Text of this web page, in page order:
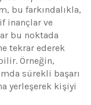
bu farkındalıkla,
inançlar ve
bu noktada
tekrar ederek
Örneğin,
sürekli başarı
yerleşerek kişiyi